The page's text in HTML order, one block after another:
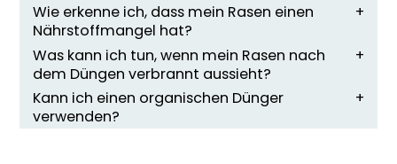
Wie erkenne ich, dass mein Rasen einen
Nährstoffmangel hat?
Was kann ich tun, wenn mein Rasen nach
dem Düngen verbrannt aussieht?
Kann ich einen organischen Dünger
verwenden?